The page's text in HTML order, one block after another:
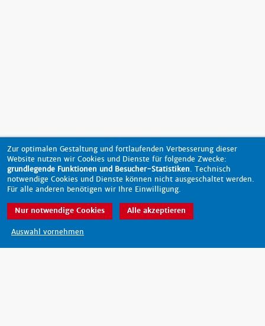
nach oben
Zur optimalen Gestaltung und fortlaufenden Verbesserung dieser
Website nutzen wir Cookies und Dienste für folgende Zwecke:
grundlegende Funktionen und Besucher-Statistiken. Technisch
notwendige Cookies und Dienste können nicht ausgeschaltet werden.
Für alle anderen benötigen wir Ihre Einwilligung.
Auswahl vornehmen
Nur notwendige Cookies Alle akzeptieren